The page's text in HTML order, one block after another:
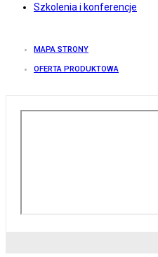
Szkolenia i konferencje
MAPA STRONY
OFERTA PRODUKTOWA